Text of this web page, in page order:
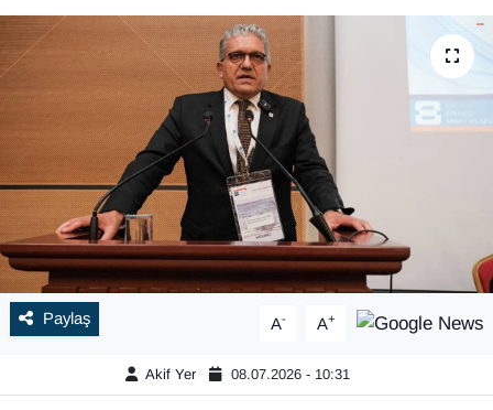
Paylaş A- A+
Akif Yer 08.07.2026 - 10:31